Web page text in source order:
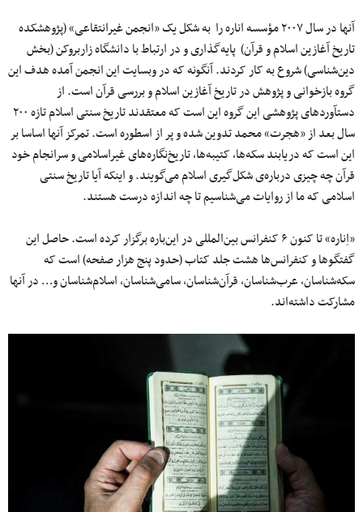
آنها در سال ۲۰۰۷ مؤسسه اناره را به شکل یک «انجمن غیرانتقاعی» (پژوهشکده
تاریخ آغازین اسلام و قرآن) پایه‌گذاری و در ارتباط با دانشگاه زاربروکن (بخش
دین‌شناسی) شروع به کار کردند. آنگونه که در وبسایت این انجمن آمده هدف این
گروه بازخوانی و پژوهش در تاریخ آغازین اسلام و بررسی قرآن است. از
دستآوردهای پژوهشی این گروه این است که معتقدند تاریخ سنتی اسلام تازه ۲۰۰
سال بعد از «هجرت» محمد تدوین شده و پر از اسطوره است. تمرکز آنها اساسا بر
این است که دریابند سکه‌ها، کتیبه‌ها، تاریخ‌نگاره‌های غیراسلامی و سرانجام خود
قرآن چه چیزی درباره‌ی شکل‌گیری اسلام می‌گویند. و اینکه آیا تاریخ سنتی
اسلامی که ما از روایات می‌شناسیم تا چه اندازه درست هستند.
«اِناره» تا کنون ۶ کنفرانس بین‌المللی در این‌باره برگزار کرده است. حاصل این
گفتگوها و کنفرانس‌ها هشت جلد کتاب (حدود پنج هزار صفحه) است که
سکه‌شناسان، عرب‌شناسان، قرآن‌شناسان، سامی‌شناسان، اسلام‌شناسان و… در آنها
مشارکت داشته‌اند.